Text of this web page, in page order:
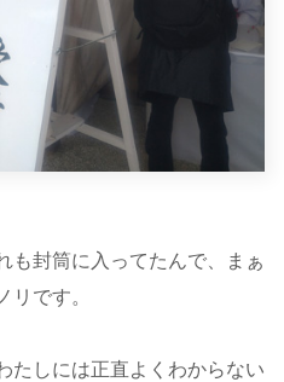
も封筒に入ってたんで、まぁ
です。
たしには正直よくわからない